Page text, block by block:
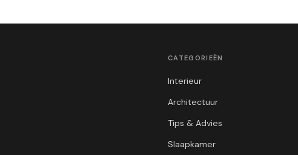
CATEGORIEËN
Interieur
Architectuur
Tips & Advies
Slaapkamer